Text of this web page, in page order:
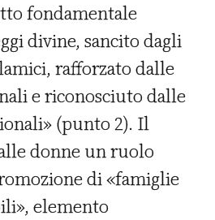
fondamentale
divine, sancito dagli
rafforzato dalle
e riconosciuto dalle
(punto 2). Il
donne un ruolo
di «famiglie
elemento